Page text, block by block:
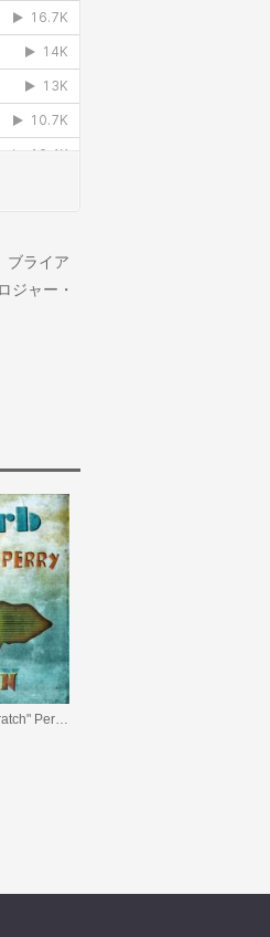
ブライア
ジャー・
Soulman (feat. Lee "Scratch" Perry)